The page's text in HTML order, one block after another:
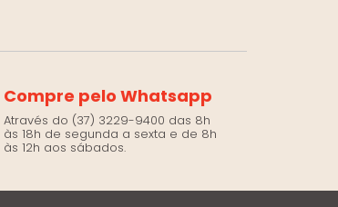
Compre pelo Whatsapp
Através do (37) 3229-9400 das 8h
às 18h de segunda a sexta e de 8h
às 12h aos sábados.